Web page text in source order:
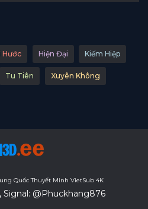
Hước Hiện Đại Kiếm Hiệp
Tu Tiên Xuyên Không
Quốc Thuyết Minh VietSub 4K
Signal: @Phuckhang876